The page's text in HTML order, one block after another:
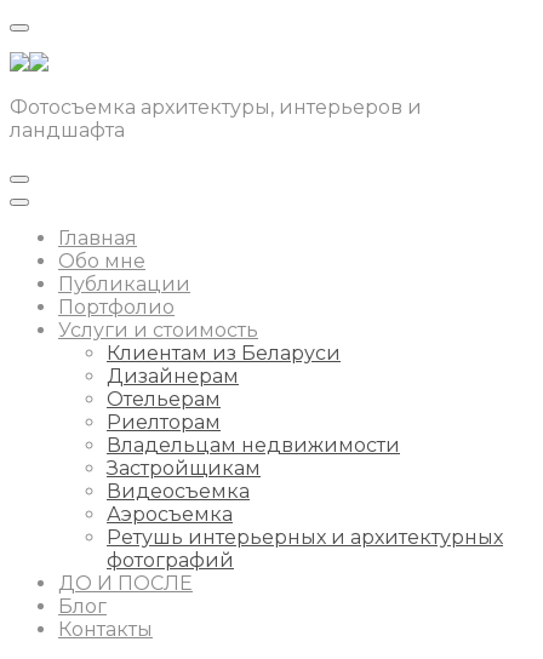
Фотосъемка архитектуры, интерьеров и
ландшафта
Главная
Обо мне
Публикации
Портфолио
Услуги и стоимость
Клиентам из Беларуси
Дизайнерам
Отельерам
Риелторам
Владельцам недвижимости
Застройщикам
Видеосъемка
Аэросъемка
Ретушь интерьерных и архитектурных
фотографий
ДО И ПОСЛЕ
Блог
Контакты